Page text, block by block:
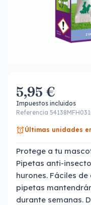
5,95 €
Impuestos incluidos
Referencia
Últimas unidades
Protege a tu
Pipetas anti-
hurones. Fáciles
pipetas
durante semanas.